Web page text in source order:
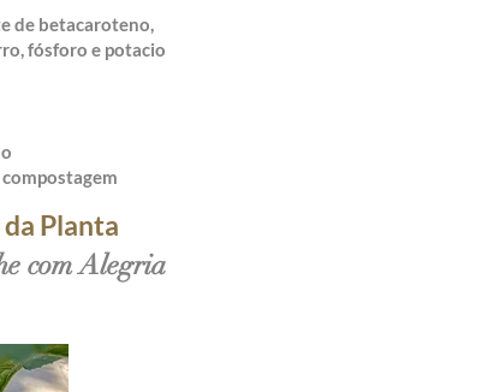
de betacaroteno,
fósforo e potacio
Planta
com Alegria